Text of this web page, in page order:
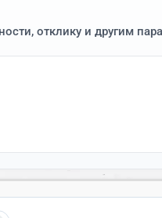
отклику и другим